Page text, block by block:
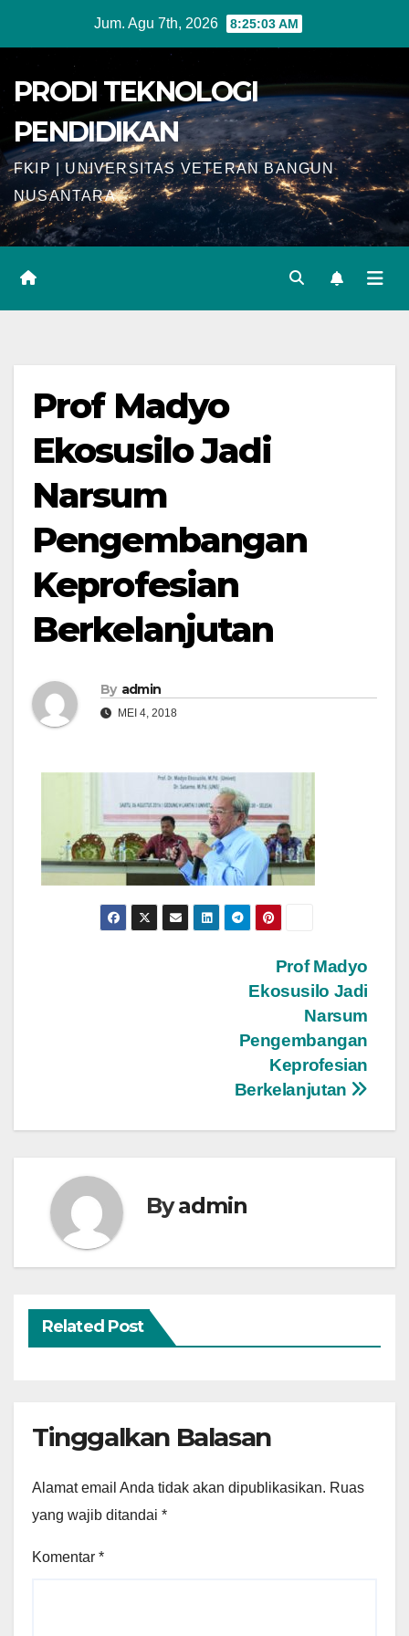
Jum. Agu 7th, 2026 8:25:03 AM
PRODI TEKNOLOGI
PENDIDIKAN
FKIP | UNIVERSITAS VETERAN BANGUN
NUSANTARA
Prof Madyo
Ekosusilo Jadi
Narsum
Pengembangan
Keprofesian
Berkelanjutan
By admin
MEI 4, 2018
Prof Madyo
Ekosusilo Jadi
Narsum
Pengembangan
Keprofesian
Berkelanjutan
Byadmin
Related Post
Tinggalkan Balasan
Alamat email Anda tidak akan dipublikasikan. Ruas
yang wajib ditandai *
Komentar *